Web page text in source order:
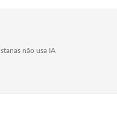
não usa IA